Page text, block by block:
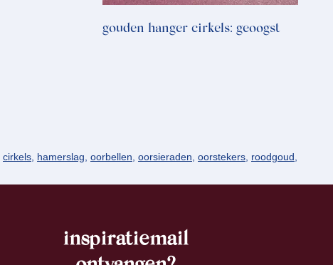
gouden hanger cirkels: geoogst
cirkels, hamerslag, oorbellen, oorsieraden, oorstekers, roodgoud,
inspiratiemail